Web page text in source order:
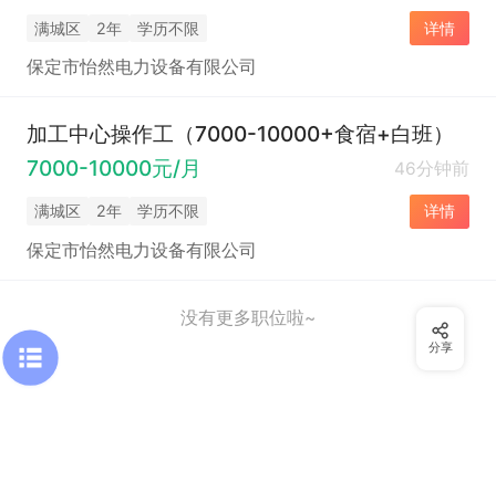
满城区 2年 学历不限 详情
保定市怡然电力设备有限公司
加工中心操作工（7000-10000+食宿+白班）
7000-10000元/月
46分钟前
满城区 2年 学历不限 详情
保定市怡然电力设备有限公司
没有更多职位啦~
分享